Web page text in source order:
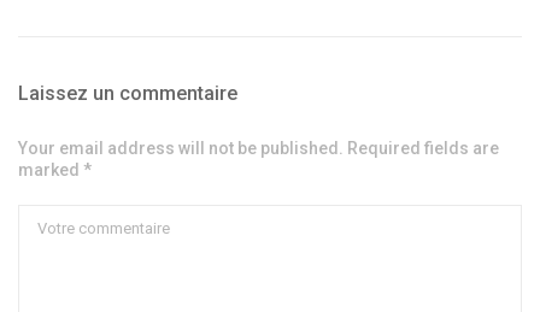
Laissez un commentaire
Your email address will not be published. Required fields are
marked *